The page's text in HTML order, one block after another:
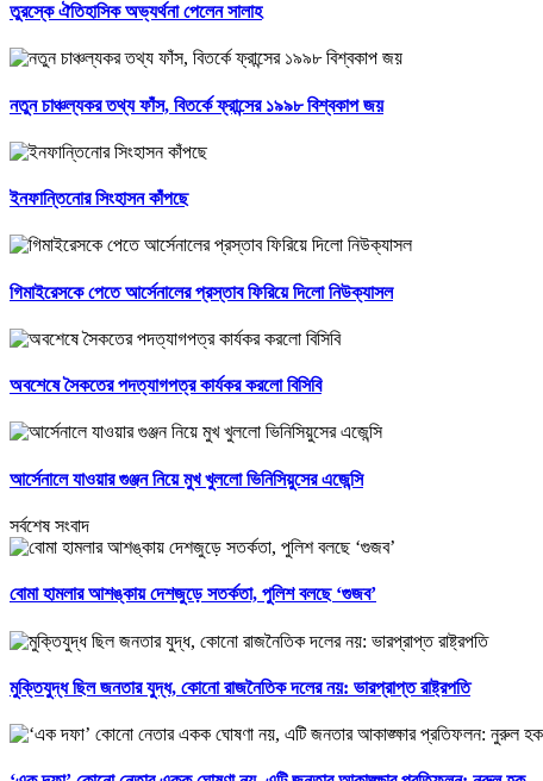
তুরস্কে ঐতিহাসিক অভ্যর্থনা পেলেন সালাহ
নতুন চাঞ্চল্যকর তথ্য ফাঁস, বিতর্কে ফ্রান্সের ১৯৯৮ বিশ্বকাপ জয়
ইনফান্তিনোর সিংহাসন কাঁপছে
গিমাইরেসকে পেতে আর্সেনালের প্রস্তাব ফিরিয়ে দিলো নিউক্যাসল
অবশেষে সৈকতের পদত্যাগপত্র কার্যকর করলো বিসিবি
আর্সেনালে যাওয়ার গুঞ্জন নিয়ে মুখ খুললো ভিনিসিয়ুসের এজেন্সি
সর্বশেষ সংবাদ
বোমা হামলার আশঙ্কায় দেশজুড়ে সতর্কতা, পুলিশ বলছে ‘গুজব’
মুক্তিযুদ্ধ ছিল জনতার যুদ্ধ, কোনো রাজনৈতিক দলের নয়: ভারপ্রাপ্ত রাষ্ট্রপতি